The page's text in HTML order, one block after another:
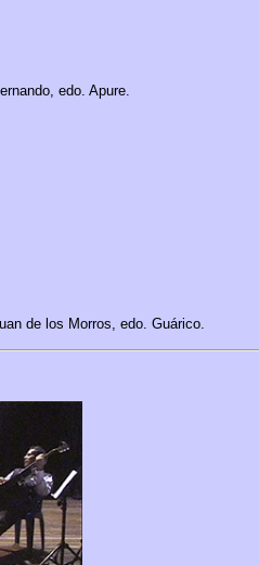
edo. Apure.
de los Morros, edo. Guárico.